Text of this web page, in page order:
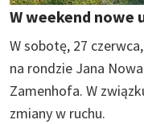
W weekend nowe
W sobotę, 27
na rondzie Jana
Zamenhofa. W
zmiany w ruchu.